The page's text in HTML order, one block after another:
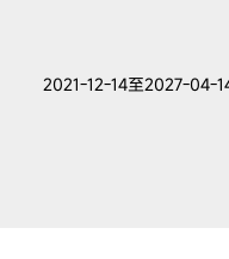
2021-12-14至2027-04-